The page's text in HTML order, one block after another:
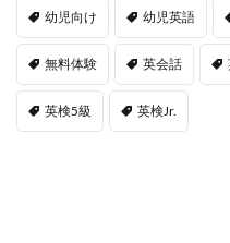
幼児向け 幼児英語
無料体験 英会話
英検5級 英検Jr.